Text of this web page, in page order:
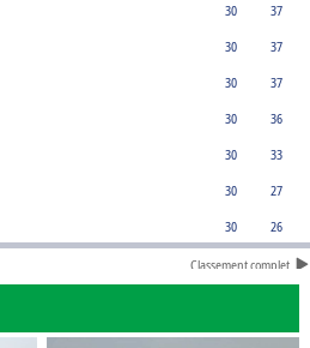
30
37
30
37
30
37
30
36
30
33
30
27
30 26
Classement complet